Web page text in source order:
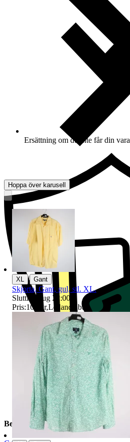
Ersättning om du inte får din vara
Beskrivning
Hoppa över karusell
XL | Gant
Skjorta, Gant, gul, stl. XL.
Sluttid
9 aug 22:00
Pris:103 kr,Ledande bud.